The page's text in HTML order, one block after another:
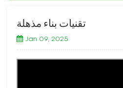
تقنيات بناء مذهلة
Jan 09, 2025